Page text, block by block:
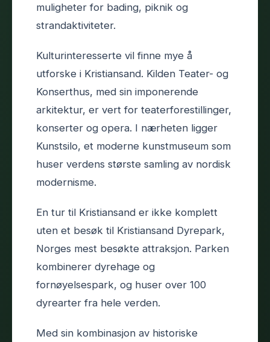
muligheter for bading, piknik og
strandaktiviteter.
Kulturinteresserte vil finne mye å
utforske i Kristiansand. Kilden Teater- og
Konserthus, med sin imponerende
arkitektur, er vert for teaterforestillinger,
konserter og opera. I nærheten ligger
Kunstsilo, et moderne kunstmuseum som
huser verdens største samling av nordisk
modernisme.
En tur til Kristiansand er ikke komplett
uten et besøk til Kristiansand Dyrepark,
Norges mest besøkte attraksjon. Parken
kombinerer dyrehage og
fornøyelsespark, og huser over 100
dyrearter fra hele verden.
Med sin kombinasjon av historiske